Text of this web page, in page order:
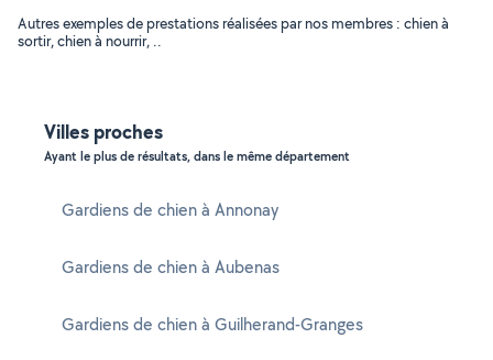
Autres exemples de prestations réalisées par nos membres : chien à
sortir, chien à nourrir, ..
Villes proches
Ayant le plus de résultats, dans le même département
Gardiens de chien à Annonay
Gardiens de chien à Aubenas
Gardiens de chien à Guilherand-Granges